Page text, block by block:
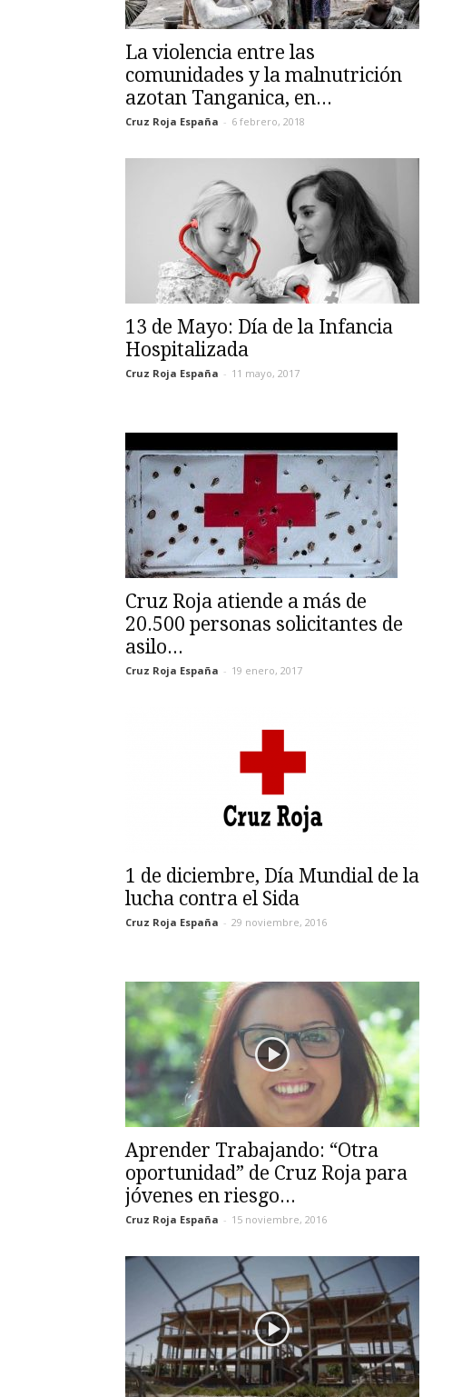
La violencia entre las
comunidades y la malnutrición
azotan Tanganica, en...
Cruz Roja España - 6 febrero, 2018
13 de Mayo: Día de la Infancia
Hospitalizada
Cruz Roja España - 11 mayo, 2017
Cruz Roja atiende a más de
20.500 personas solicitantes de
asilo...
Cruz Roja España - 19 enero, 2017
1 de diciembre, Día Mundial de la
lucha contra el Sida
Cruz Roja España - 29 noviembre, 2016
Aprender Trabajando: “Otra
oportunidad” de Cruz Roja para
jóvenes en riesgo...
Cruz Roja España - 15 noviembre, 2016